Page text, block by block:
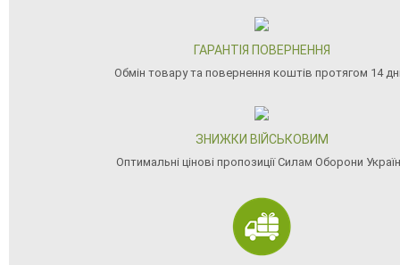
ГАРАНТІЯ ПОВЕРНЕННЯ
Обмін товару та повернення коштів протягом 14
ЗНИЖКИ ВІЙСЬКОВИМ
Оптимальні цінові пропозиції Силам Оборони